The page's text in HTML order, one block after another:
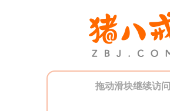
拖动滑块继续访问